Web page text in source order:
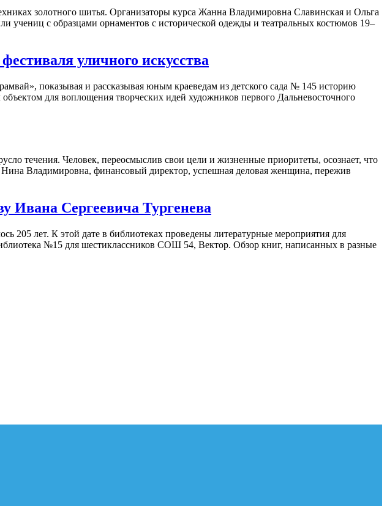
золотного шитья. Организаторы курса Жанна Владимировна Славинская и Ольга
учениц с образцами орнаментов с исторической одежды и театральных костюмов 19–
уличного искусства
показывая и рассказывая юным краеведам из детского сада № 145 историю
для воплощения творческих идей художников первого Дальневосточного
течения. Человек, переосмыслив свои цели и жизненные приоритеты, осознает, что
Владимировна, финансовый директор, успешная деловая женщина, пережив
Ивана Сергеевича Тургенева
205 лет. К этой дате в библиотеках проведены литературные мероприятия для
№15 для шестиклассников СОШ 54, Вектор. Обзор книг, написанных в разные